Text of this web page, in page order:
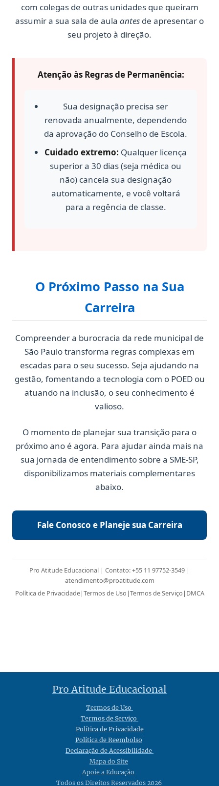
com colegas de outras unidades que queiram
assumir a sua sala de aula antes de apresentar o
seu projeto à direção.
Atenção às Regras de Permanência:
Sua designação precisa ser
renovada anualmente, dependendo
da aprovação do Conselho de Escola.
Cuidado extremo: Qualquer licença
superior a 30 dias (seja médica ou
não) cancela sua designação
automaticamente, e você voltará
para a regência de classe.
O Próximo Passo na Sua
Carreira
Compreender a burocracia da rede municipal de
São Paulo transforma regras complexas em
escadas para o seu sucesso. Seja ajudando na
gestão, fomentando a tecnologia com o POED ou
atuando na inclusão, o seu conhecimento é
valioso.
O momento de planejar sua transição para o
próximo ano é agora. Para ajudar ainda mais na
sua jornada de entendimento sobre a SME-SP,
disponibilizamos materiais complementares
abaixo.
Fale Conosco e Planeje sua Carreira
Pro Atitude Educacional | Contato: +55 11 97752-3549 |
atendimento@proatitude.com
Política de Privacidade|Termos de Uso |Termos de Serviço | DMCA
Pro Atitude Educacional
Termos de Uso
Termos de Serviço
Política de Privacidade
Política de Reembolso
Declaração de Acessibilidade
Mapa do Site
Apoie a Educação
Todos os Direitos Reservados 2026